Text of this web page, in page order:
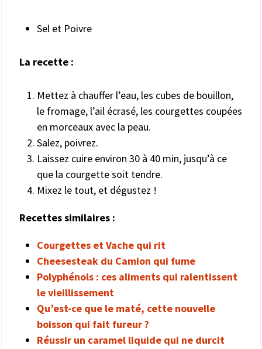
Sel et Poivre
La recette :
Mettez à chauffer l’eau, les cubes de bouillon,
le fromage, l’ail écrasé, les courgettes coupées
en morceaux avec la peau.
Salez, poivrez.
Laissez cuire environ 30 à 40 min, jusqu’à ce
que la courgette soit tendre.
Mixez le tout, et dégustez !
Recettes similaires :
Courgettes et Vache qui rit
Cheesesteak du Camion qui fume
Polyphénols : ces aliments qui ralentissent
le vieillissement
Qu’est-ce que le maté, cette nouvelle
boisson qui fait fureur ?
Réussir un caramel liquide qui ne durcit